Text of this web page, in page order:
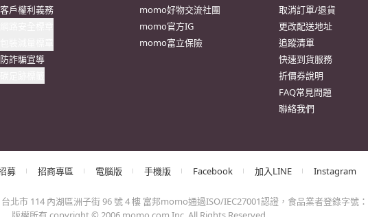
客戶權利義務
防詐騙宣導
momo好物交流社團
momo官方IG
momo富立保險
取消訂單/退貨
更改配送地址
追蹤清單
快速到貨服務
折價券說明
FAQ常見問題
聯絡我們
募 招商專區 電腦版 手機版 Facebook 加入LINE Instagram
北市 114 內湖區洲子街 96 號 4 樓 富邦momo通過ISO/IEC27001認證，食品業者登錄字號